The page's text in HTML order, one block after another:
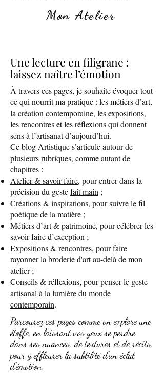
Mon Atelier
Une lecture en filigrane :
laissez naître l’émotion
À travers ces pages, je souhaite évoquer tout
ce qui nourrit ma pratique : les métiers d’art,
la création contemporaine, les expositions,
les rencontres et les réflexions qui donnent
sens à l’artisanat d’aujourd’hui.
Ce blog Artistique s’articule autour de
plusieurs rubriques, comme autant de
chapitres :
Atelier & savoir-faire, pour entrer dans la
précision du gestefait main ;
Créations & inspirations, pour suivre le fil
poétique de la matière ;
Métiers d’art & patrimoine, pour célébrer les
savoir-faire d’exception ;
Expositions& rencontres, pour faire
rayonner la broderie d'art au-delà de mon
atelier ;
Conseils & réflexions, pour penser le geste
artisanal à la lumière dumonde
contemporain.
Parcourez ces pages comme on explore une
étoffe, en laissant vos yeux se perdre
dans ses nuances, de textures et de récits,
pour y effleurer la subtilité d’un éclat
d’émotion.